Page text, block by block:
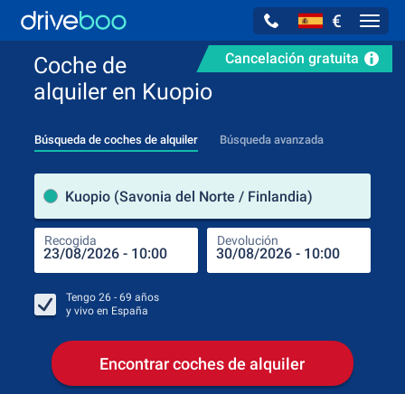
€
Cancelación gratuita
Coche de
alquiler en Kuopio
Búsqueda de coches de alquiler Búsqueda avanzada
Kuopio (Savonia del Norte / Finlandia)
Recogida Devolución
Tengo 26 - 69 años
y vivo en España
Encontrar coches de alquiler